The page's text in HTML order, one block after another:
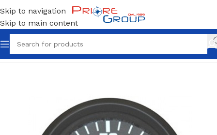
Skip to navigation
Skip to main content
Home Elettronica